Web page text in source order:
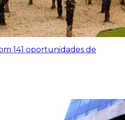
141 oportunidades de